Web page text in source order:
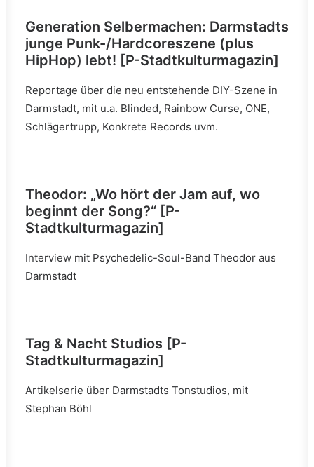
Generation Selbermachen: Darmstadts
junge Punk-/Hardcoreszene (plus
HipHop) lebt! [P-Stadtkulturmagazin]
Reportage über die neu entstehende DIY-Szene in
Darmstadt, mit u.a. Blinded, Rainbow Curse, ONE,
Schlägertrupp, Konkrete Records uvm.
Theodor: „Wo hört der Jam auf, wo
beginnt der Song?“ [P-
Stadtkulturmagazin]
Interview mit Psychedelic-Soul-Band Theodor aus
Darmstadt
Tag & Nacht Studios [P-
Stadtkulturmagazin]
Artikelserie über Darmstadts Tonstudios, mit
Stephan Böhl